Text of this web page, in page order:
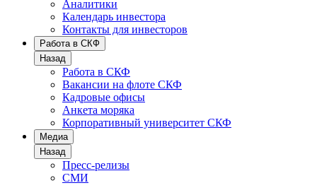
Аналитики
Календарь инвестора
Контакты для инвесторов
Работа в СКФ
Назад
Работа в СКФ
Вакансии на флоте СКФ
Кадровые офисы
Анкета моряка
Корпоративный университет СКФ
Медиа
Назад
Пресс-релизы
СМИ